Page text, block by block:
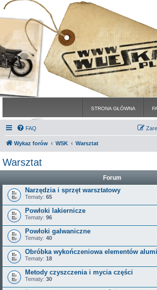
STRONA GŁÓWNA
FAQ
Wykaz forów WSK Warsztat
Warsztat
Forum
Narzędzia i sprzęt warsztatowy
Tematy: 65
Powłoki lakiernicze
Tematy: 96
Powłoki galwaniczne
Tematy: 40
Obróbka wykończeniowa elementów
Tematy: 18
Metody czyszczenia i mycia części
Tematy: 30